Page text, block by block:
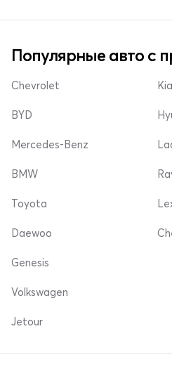
Популярные авто с
Chevrolet
BYD
Mercedes-Benz
Kia
BMW
Toyota
Daewoo
Genesis
Volkswagen
Jetour